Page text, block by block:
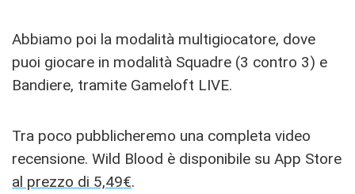
Abbiamo poi la modalità multigiocatore, dove
puoi giocare in modalità Squadre (3 contro 3) e
Bandiere, tramite Gameloft LIVE.
Tra poco pubblicheremo una completa video
recensione. Wild Blood è disponibile su App Store
al prezzo di 5,49€.